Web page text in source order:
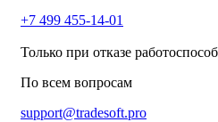
+7 499 455-14-01
Только при отказе
По всем вопросам
support@tradesoft.pro